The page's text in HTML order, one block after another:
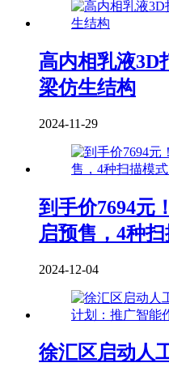
高内相乳液3D
梁仿生结构
2024-11-29
到手价7694元
启预售，4种
2024-12-04
徐汇区启动人